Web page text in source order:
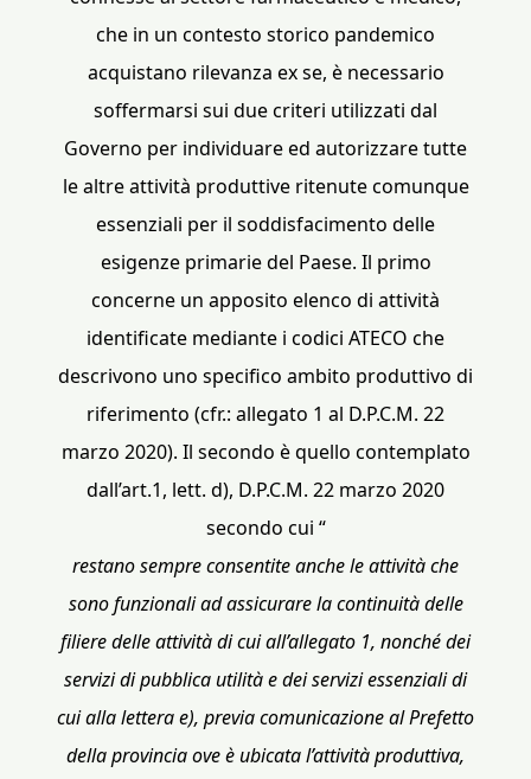
che in un contesto storico pandemico
acquistano rilevanza ex se, è necessario
soffermarsi sui due criteri utilizzati dal
Governo per individuare ed autorizzare tutte
le altre attività produttive ritenute comunque
essenziali per il soddisfacimento delle
esigenze primarie del Paese. Il primo
concerne un apposito elenco di attività
identificate mediante i codici ATECO che
descrivono uno specifico ambito produttivo di
riferimento (cfr.: allegato 1 al D.P.C.M. 22
marzo 2020). Il secondo è quello contemplato
dall’art.1, lett. d), D.P.C.M. 22 marzo 2020
secondo cui “
restano sempre consentite anche le attività che
sono funzionali ad assicurare la continuità delle
filiere delle attività di cui all’allegato 1, nonché dei
servizi di pubblica utilità e dei servizi essenziali di
cui alla lettera e), previa comunicazione al Prefetto
della provincia ove è ubicata l’attività produttiva,